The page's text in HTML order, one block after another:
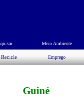
Meio Ambiente
Emprego
Guiné